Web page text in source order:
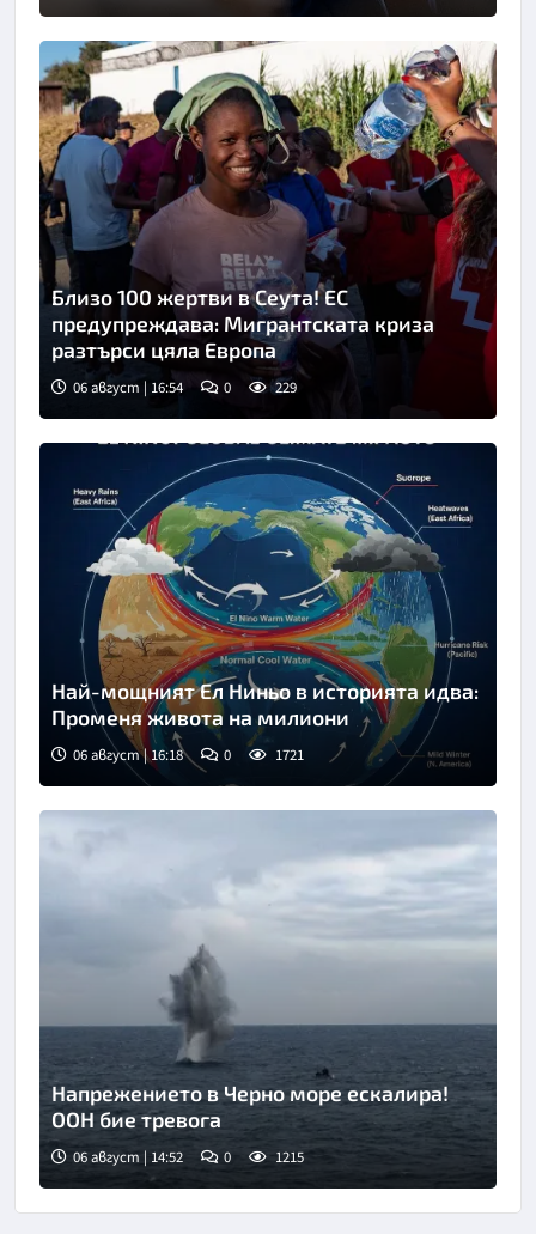
Снимка: БТА
Близо 100 жертви в Сеута! ЕС
предупреждава: Мигрантската криза
разтърси цяла Европа
06 август | 16:54 0 229
Най-мощният Ел Ниньо в историята идва:
Променя живота на милиони
06 август | 16:18 0 1721
Снимка: БНТ
Напрежението в Черно море ескалира!
ООН бие тревога
06 август | 14:52 0 1215